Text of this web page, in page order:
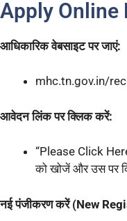
Apply Online
आधिकारिक वेबसाइट पर जाएं:
mhc.tn.gov.in/
आवेदन लिंक पर क्लिक करें:
“Please Click
को खोजें और उस पर
नई पंजीकरण करें (New